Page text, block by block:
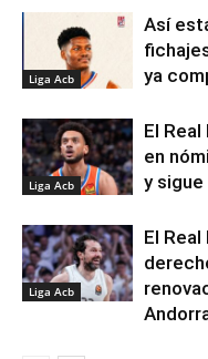
Liga Acb
Así
ya
Liga Acb
El
en
y
Liga Acb
El